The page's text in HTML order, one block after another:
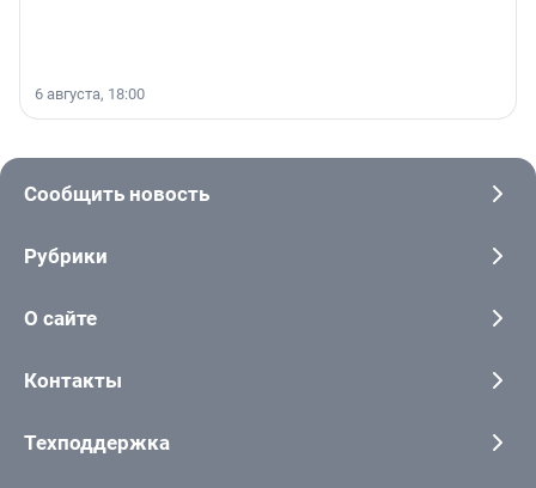
6 августа, 18:00
Сообщить новость
Рубрики
О сайте
Контакты
Техподдержка